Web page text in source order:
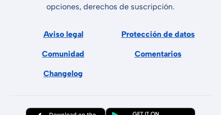
opciones, derechos de suscripción.
Aviso legal Protección de datos
Comunidad Comentarios
Changelog